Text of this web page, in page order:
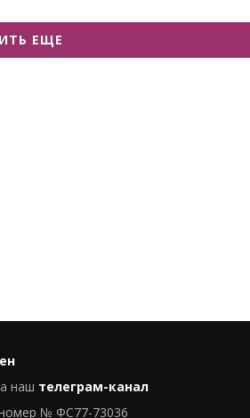
ЕЩЕ
наш телеграм-канал
№ ФС77-73036